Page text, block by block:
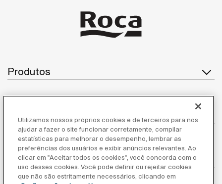
Produtos
Atendimento ao cliente
Sobre nós
Utilizamos nossos próprios cookies e de terceiros para nos
ajudar a fazer o site funcionar corretamente, compilar
estatísticas para melhorar o desempenho, lembrar as
preferências dos usuários e exibir anúncios relevantes. Ao
clicar em "Aceitar todos os cookies", você concorda com o
uso desses cookies. Você pode definir ou rejeitar cookies
que não são estritamente necessários, clicando em